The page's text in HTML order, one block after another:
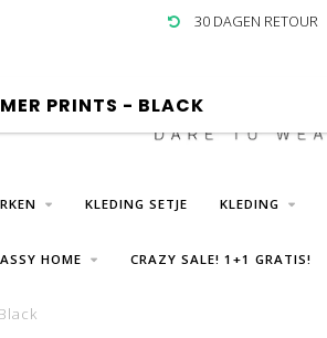
30 DAGEN RETOUR
KLEDING SETJE KLEDING
HOME CRAZY SALE! 1+1 GRATIS!
PRINTS - BLACK